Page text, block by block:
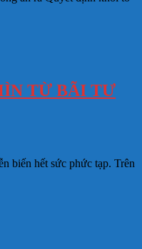
TỪ BÃI TƯ
biến hết sức phức tạp. Trên